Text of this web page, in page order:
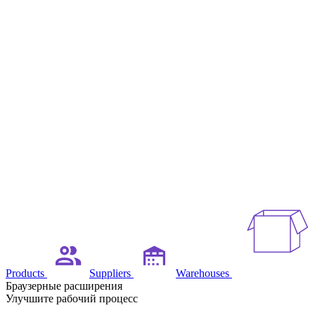
Products Suppliers Warehouses
Браузерные расширения
Улучшите рабочий процесс